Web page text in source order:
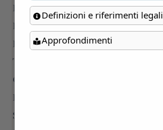
Definizioni e riferimenti legali
Approfondimenti